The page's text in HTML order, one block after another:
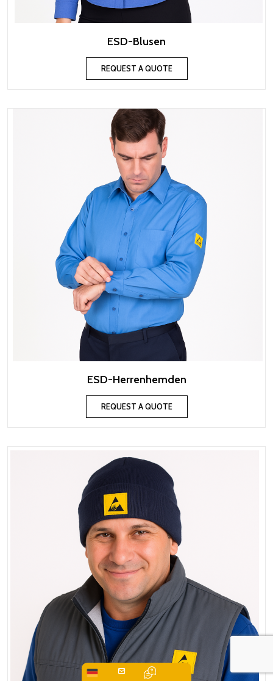
ESD-Blusen
REQUEST A QUOTE
ESD-Herrenhemden
REQUEST A QUOTE